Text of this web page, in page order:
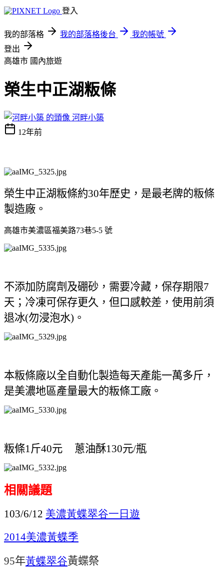
登入
我的部落格 我的部落格後台
我的帳號
登出
高雄市 國內旅遊
榮生中正湖粄條
河畔小築
12年前
榮生中正湖粄條約30年歷史，是最老牌的粄條
製造廠。
高雄市美濃區福美路73巷5-5 號
不添加防腐劑及硼砂，需要冷藏，保存期限7
天；冷凍可保存更久，但口感較差，使用前須
退冰(勿浸泡水) 。
本粄條廠以全自動化製造每天產能一萬多斤，
是美濃地區產量最大的粄條工廠。
粄條1斤40元 蔥油酥130元/瓶
相關議題
103/6/12 美濃黃蝶翠谷一日遊
2014美濃黃蝶季
95年黃蝶翠谷黃蝶祭